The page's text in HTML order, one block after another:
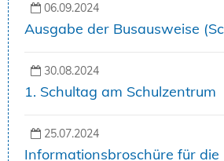
06.09.2024
Ausgabe der Busausweise
30.08.2024
1. Schultag am Schulzentrum
25.07.2024
Informationsbroschüre für die